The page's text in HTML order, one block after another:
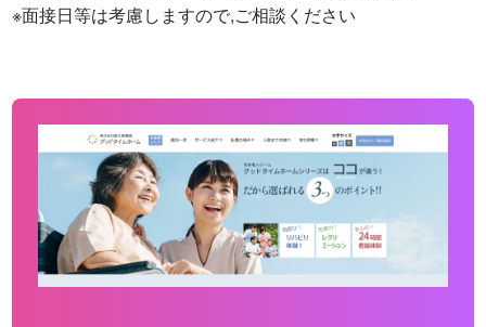
※面接日等は考慮しますので,ご相談ください